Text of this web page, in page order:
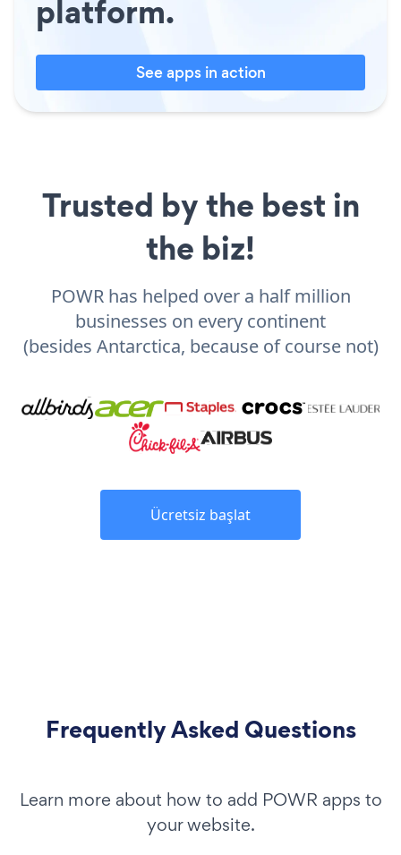
platform.
See apps in action
Trusted by the best in
the biz!
POWR has helped over a half million
businesses on every continent
(besides Antarctica, because of course not)
Ücretsiz başlat
Frequently Asked Questions
Learn more about how to add POWR apps to
your website.